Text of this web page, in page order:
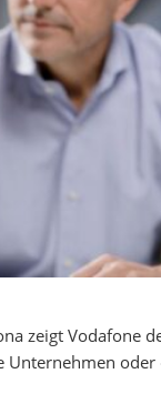
zeigt Vodafone
Unternehmen oder